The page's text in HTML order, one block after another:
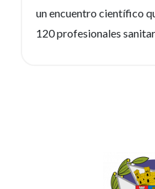
un encuentro científico
120 profesionales
(CAE).María del Mar
Colegio de Enfermería